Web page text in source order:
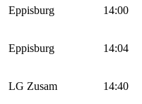
Eppisburg 14:00
Eppisburg 14:04
LG Zusam 14:40